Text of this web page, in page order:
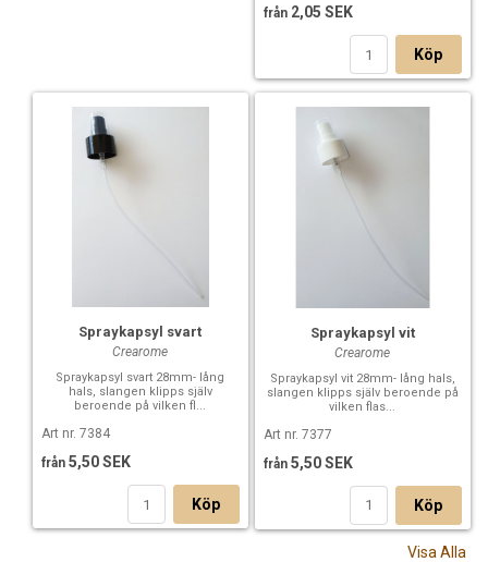
från 2,05 SEK
Köp
Spraykapsyl svart
Crearome
Spraykapsyl svart 28mm- lång
hals, slangen klipps själv
beroende på vilken fl...
Art nr. 7384
från 5,50 SEK
Köp
Spraykapsyl vit
Crearome
Spraykapsyl vit 28mm- lång hals,
slangen klipps själv beroende på
vilken flas...
Art nr. 7377
från 5,50 SEK
Köp
Visa Alla